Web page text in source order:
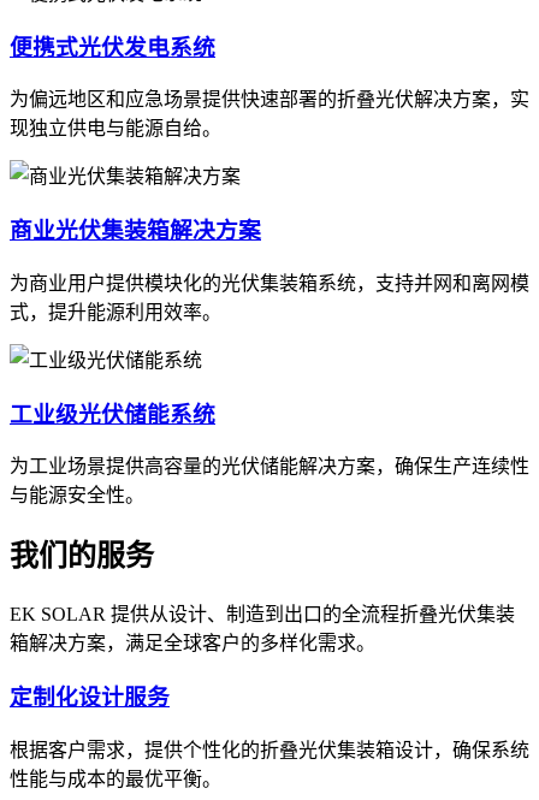
便携式光伏发电系统
为偏远地区和应急场景提供快速部署的折叠光伏解决方案，实
现独立供电与能源自给。
商业光伏集装箱解决方案
为商业用户提供模块化的光伏集装箱系统，支持并网和离网模
式，提升能源利用效率。
工业级光伏储能系统
为工业场景提供高容量的光伏储能解决方案，确保生产连续性
与能源安全性。
我们的服务
EK SOLAR 提供从设计、制造到出口的全流程折叠光伏集装
箱解决方案，满足全球客户的多样化需求。
定制化设计服务
根据客户需求，提供个性化的折叠光伏集装箱设计，确保系统
性能与成本的最优平衡。